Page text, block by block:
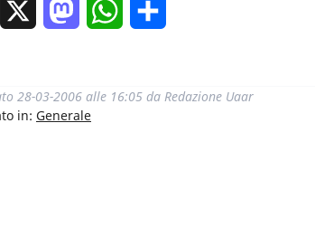
Facebook MastodonWhatsApp
28-03-2006 alle 16:05 da Redazione Uaar
in: Generale